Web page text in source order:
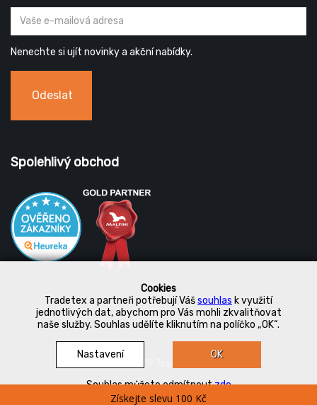
Cookies
Tradetex a partneři potřebují Vášsouhlas k využití
jednotlivých dat, abychom pro Vás mohli zkvalitňovat
naše služby. Souhlas udělíte kliknutím na políčko „OK“.
Nastavení OK
Souhlas můžete odmítnoutzde
Nenechte si ujít novinky a akční nabídky.
Odeslat
Spolehlivý obchod
Získejte slevu 100 Kč